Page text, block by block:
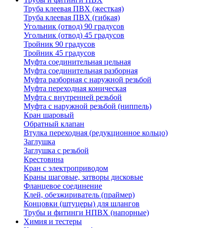
Труба клеевая ПВХ (жесткая)
Труба клеевая ПВХ (гибкая)
Угольник (отвод) 90 градусов
Угольник (отвод) 45 градусов
Тройник 90 градусов
Тройник 45 градусов
Муфта соединительная цельная
Муфта соединительная разборная
Муфта разборная с наружной резьбой
Муфта переходная коническая
Муфта с внутренней резьбой
Муфта с наружной резьбой (ниппель)
Кран шаровый
Обратный клапан
Втулка переходная (редукционное кольцо)
Заглушка
Заглушка с резьбой
Крестовина
Кран с электроприводом
Краны шаговые, затворы дисковые
Фланцевое соединение
Клей, обезжириватель (праймер)
Концовки (штуцеры) для шлангов
Трубы и фитинги НПВХ (напорные)
Химия и тестеры